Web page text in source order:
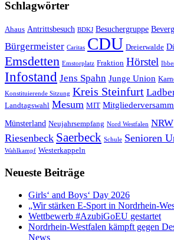
Schlagwörter
Ahaus Antrittsbesuch BDKJ Besuchergruppe
Bürgermeister Caritas CDU Dreierwalde
Emsdetten Emstorplatz Fraktion Hörstel
Infostand Jens Spahn Junge Union
Konstituierende Sitzung Kreis Steinfurt
Landtagswahl Mesum MIT
Münsterland Neujahrsempfang Nord Westfalen NRW
Riesenbeck Saerbeck Schule Senioren
Wahlkampf Westerkappeln
Neueste Beiträge
Girls‘ and Boys‘ Day 2026
„Wir stärken E-Sport in Nordrhein-
Wettbewerb #AzubiGoEU gestartet
Nordrhein-Westfalen kämpft gegen
News